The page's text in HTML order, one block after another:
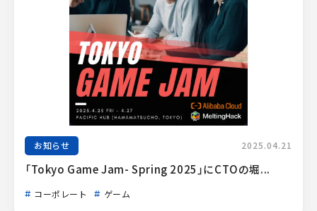
お知らせ 2025.04.21
「Tokyo Game Jam- Spring 2025」にCTOの堀...
コーポレート ゲーム